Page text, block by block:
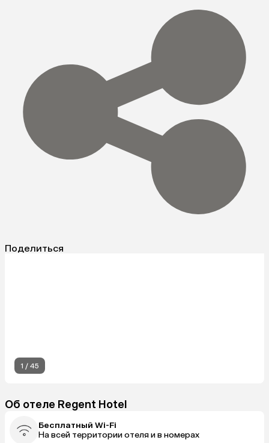
Поделиться
1 / 45
Об отеле Regent Hotel
Бесплатный Wi-Fi
На всей территории отеля и в номерах